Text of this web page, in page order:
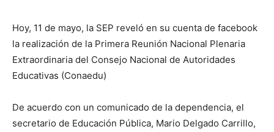
Hoy, 11 de mayo, la SEP reveló en su cuenta de facebook
la realización de la Primera Reunión Nacional Plenaria
Extraordinaria del Consejo Nacional de Autoridades
Educativas (Conaedu)
De acuerdo con un comunicado de la dependencia, el
secretario de Educación Pública, Mario Delgado Carrillo,